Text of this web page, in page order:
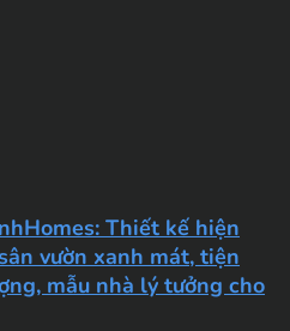
Thiết kế hiện
vườn xanh mát, tiện
mẫu nhà lý tưởng cho